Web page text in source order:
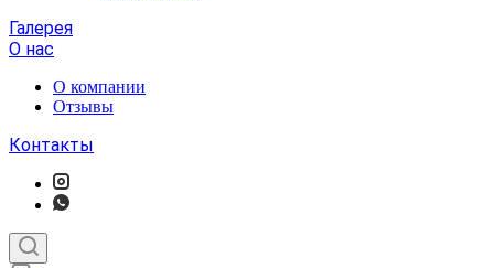
Галерея
О нас
О компании
Отзывы
Контакты